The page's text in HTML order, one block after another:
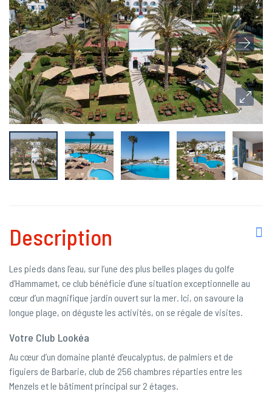
Description
Les pieds dans l’eau, sur l’une des plus belles plages du golfe
d’Hammamet, ce club bénéficie d’une situation exceptionnelle au
cœur d’un magnifique jardin ouvert sur la mer. Ici, on savoure la
longue plage, on déguste les activités, on se régale de visites.
Votre Club Lookéa
Au cœur d’un domaine planté d’eucalyptus, de palmiers et de
figuiers de Barbarie, club de 256 chambres réparties entre les
Menzels et le bâtiment principal sur 2 étages.